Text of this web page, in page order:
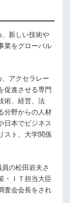
新しい技術や
業をグローバル
アクセラレー
促進させる専門
術、経営、法
分野からの人材
日本でビジネス
スト、大学関係
の松田岩夫さ
・ＩＴ担当大臣
査会会長をされ